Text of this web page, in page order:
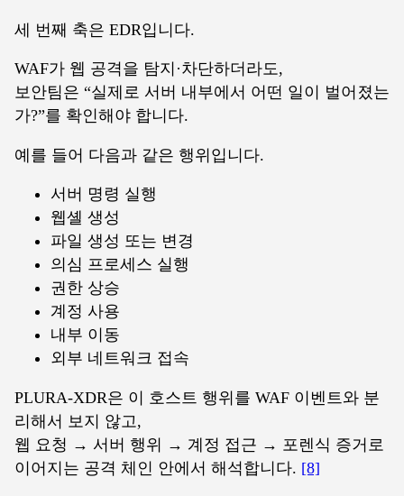
세 번째 축은 EDR입니다.
WAF가 웹 공격을 탐지·차단하더라도,
보안팀은 “실제로 서버 내부에서 어떤 일이 벌어졌는
가?”를 확인해야 합니다.
예를 들어 다음과 같은 행위입니다.
서버 명령 실행
웹셸 생성
파일 생성 또는 변경
의심 프로세스 실행
권한 상승
계정 사용
내부 이동
외부 네트워크 접속
PLURA-XDR은 이 호스트 행위를 WAF 이벤트와 분
리해서 보지 않고,
웹 요청 → 서버 행위 → 계정 접근 → 포렌식 증거로
이어지는 공격 체인 안에서 해석합니다. [8]